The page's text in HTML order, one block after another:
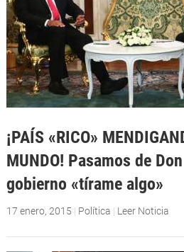
¡PAÍS «RICO»
MUNDO! Pasamos de
gobierno «tírame algo»
17 enero, 2015 | Política | Leer Noticia